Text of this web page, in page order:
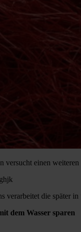
versucht einen
verarbeitet die später
dem Wasser sparen